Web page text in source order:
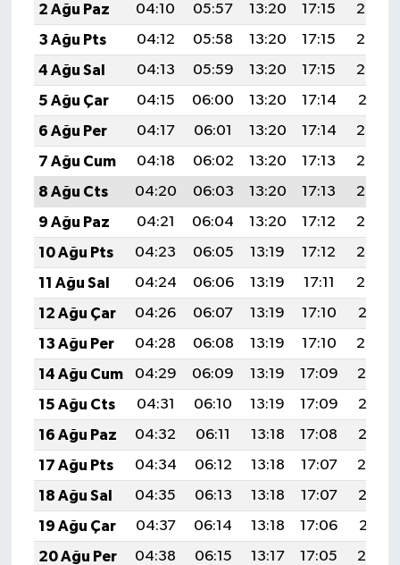
2 Ağu Paz
04:10 05:57 13:20 17:15
20:34
3 Ağu Pts
04:12 05:58 13:20 17:15
20:33
4 Ağu Sal
04:13 05:59 13:20 17:15
20:32
5 Ağu Çar
04:15 06:00 13:20 17:14
20:31
6 Ağu Per
04:17 06:01 13:20 17:14
20:29
7 Ağu Cum
04:18 06:02 13:20 17:13
20:28
8 Ağu Cts
04:20 06:03 13:20 17:13
20:27
9 Ağu Paz
04:21 06:04 13:20 17:12
20:25
10 Ağu Pts
04:23 06:05 13:19 17:12
20:24
11 Ağu Sal
04:24 06:06 13:19 17:11
20:23
12 Ağu Çar
04:26 06:07 13:19 17:10
20:21
13 Ağu Per
04:28 06:08 13:19 17:10
20:20
14 Ağu Cum
04:29 06:09 13:19 17:09
20:19
15 Ağu Cts
04:31 06:10 13:19 17:09
20:17
16 Ağu Paz
04:32 06:11 13:18 17:08
20:16
17 Ağu Pts
04:34 06:12 13:18 17:07
20:14
18 Ağu Sal
04:35 06:13 13:18 17:07
20:13
19 Ağu Çar
04:37 06:14 13:18 17:06
20:11
20 Ağu Per
04:38 06:15 13:17 17:05
20:10